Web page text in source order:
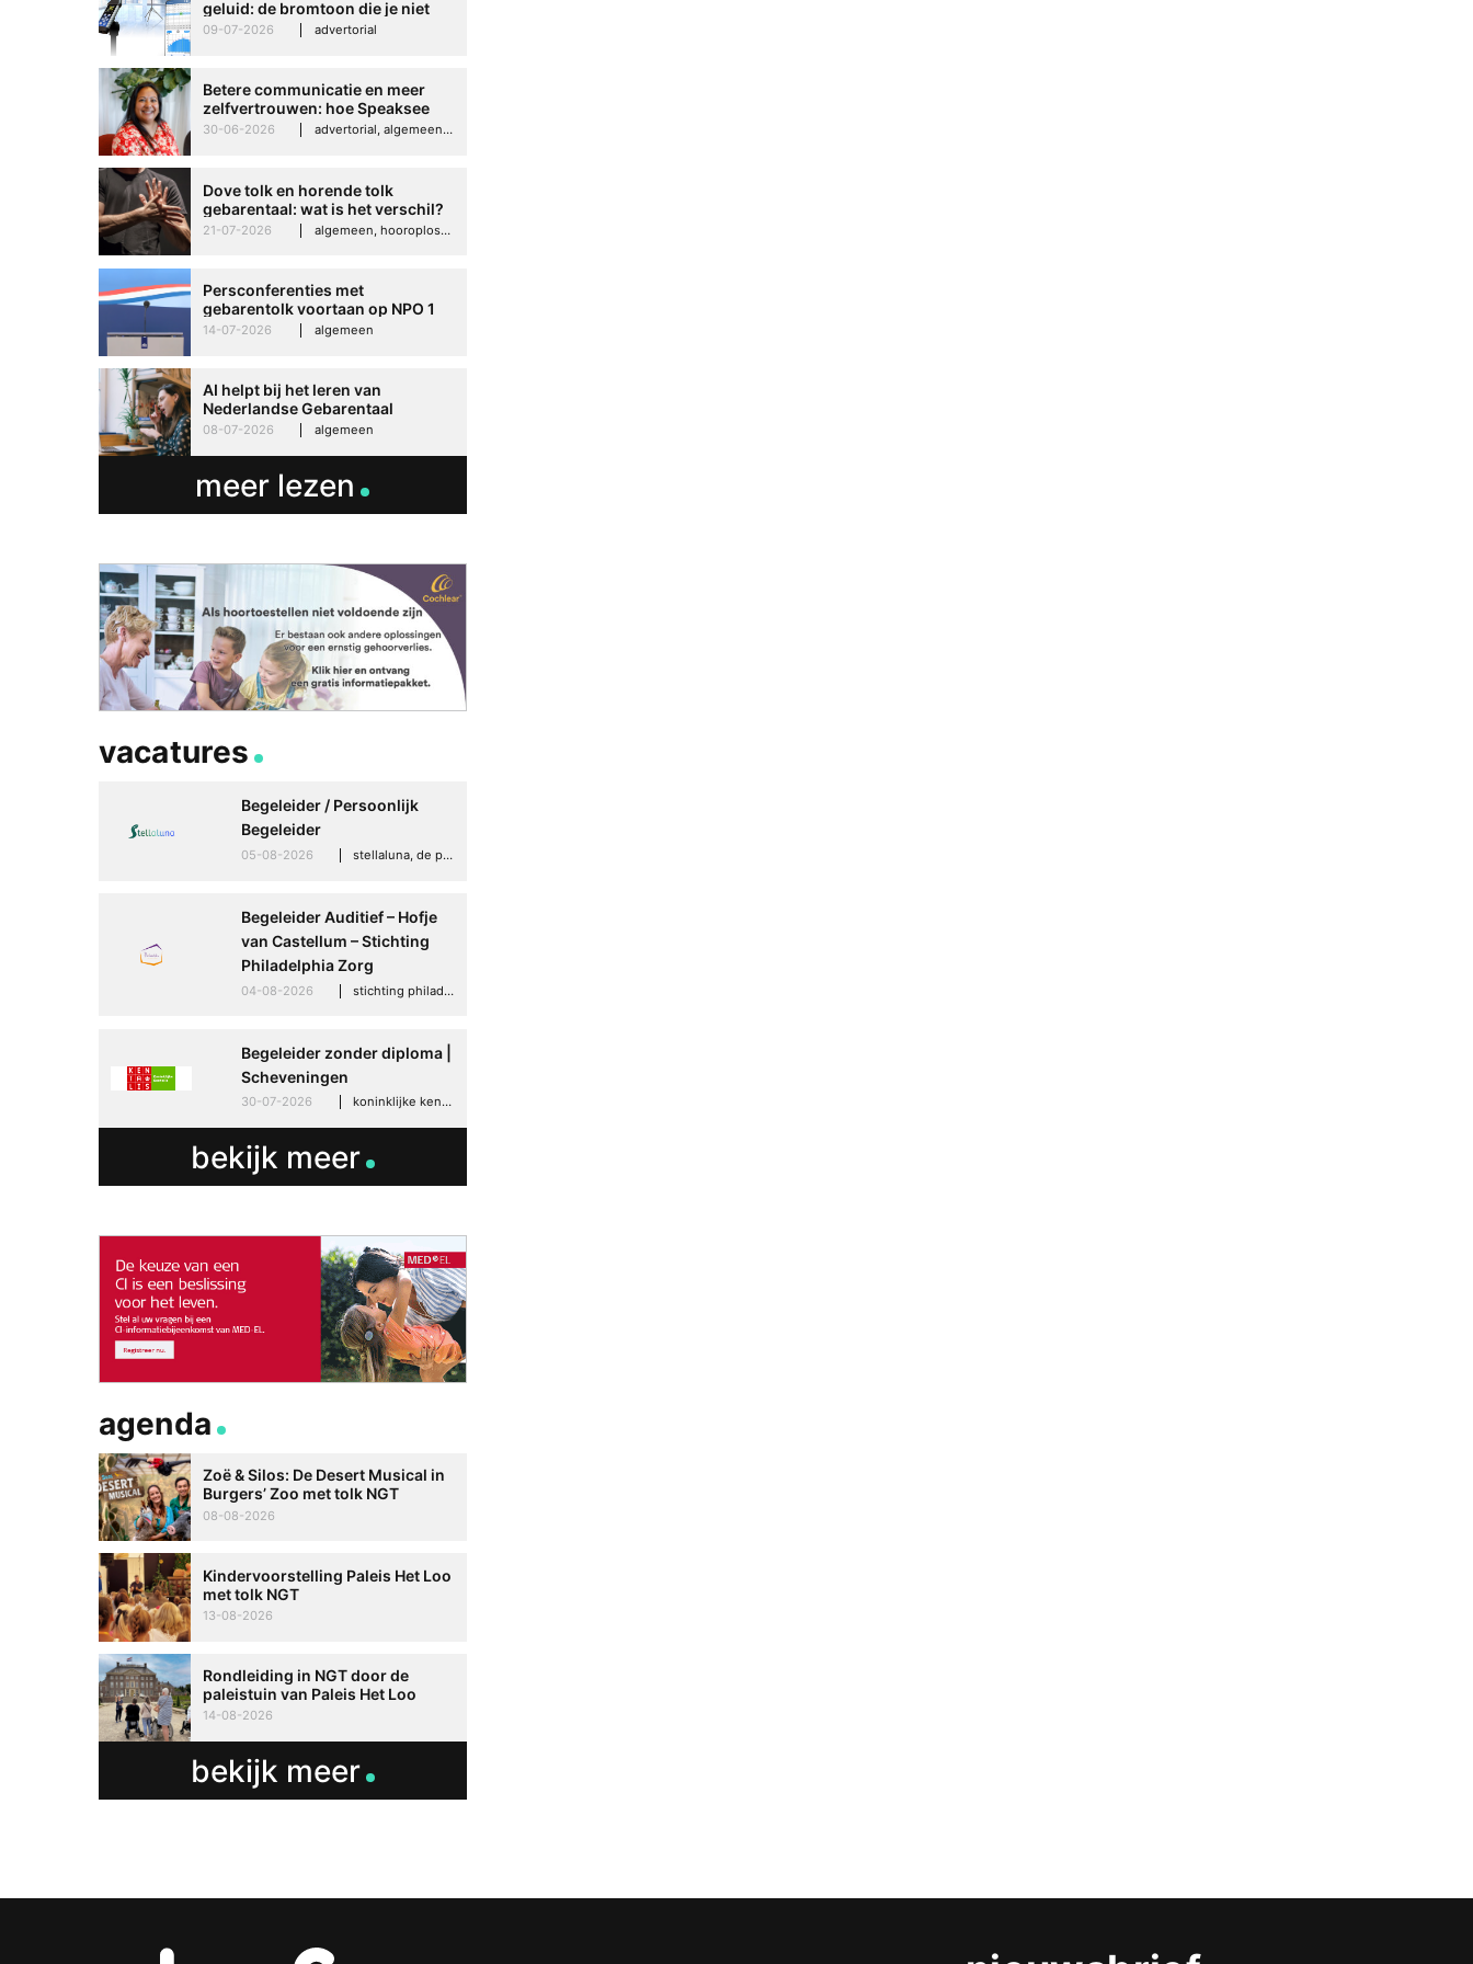
geluid: de bromtoon die je niet
kunt negeren
09-07-2026 advertorial
Betere communicatie en meer
zelfvertrouwen: hoe Speaksee
Imelda helpt om te groeien in
30-06-2026 advertorial, algemeen, hooroplossingen, interview
Dove tolk en horende tolk
gebarentaal: wat is het verschil?
21-07-2026 algemeen, hooroplossingen, hoorproblemen, samenleving & maatschappij
Persconferenties met
gebarentolk voortaan op NPO 1
Extra
14-07-2026 algemeen
AI helpt bij het leren van
Nederlandse Gebarentaal
08-07-2026 algemeen
meer lezen
vacatures
Begeleider / Persoonlijk
Begeleider
05-08-2026 stellaluna, de punt (drenthe)
Begeleider Auditief – Hofje
van Castellum – Stichting
Philadelphia Zorg
04-08-2026 stichting philadelphia zorg, den haag
Begeleider zonder diploma |
Scheveningen
30-07-2026 koninklijke kentalis, scheveningen
bekijk meer
agenda
Zoë & Silos: De Desert Musical in
Burgers’ Zoo met tolk NGT
08-08-2026
Kindervoorstelling Paleis Het Loo
met tolk NGT
13-08-2026
Rondleiding in NGT door de
paleistuin van Paleis Het Loo
14-08-2026
bekijk meer